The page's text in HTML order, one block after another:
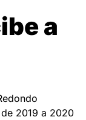
a
2019 a 2020